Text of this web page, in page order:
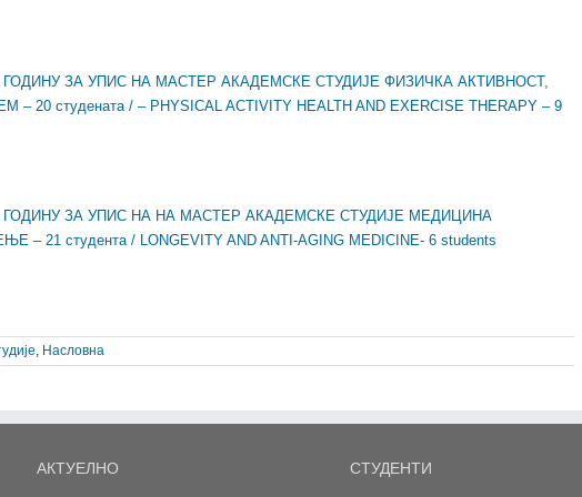
ГОДИНУ ЗА УПИС НА МАСТЕР АКАДЕМСКЕ СТУДИЈЕ ФИЗИЧКА АКТИВНОСТ,
студената / – PHYSICAL ACTIVITY HEALTH AND EXERCISE THERAPY – 9
ГОДИНУ ЗА УПИС НА НА МАСТЕР АКАДЕМСКЕ СТУДИЈЕ МЕДИЦИНА
21 студента / LONGEVITY AND ANTI-AGING MEDICINE- 6 students
, Насловна
АКТУЕЛНО СТУДЕНТИ